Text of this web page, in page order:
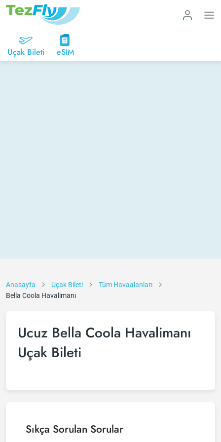
Uçak Bileti eSIM
Anasayfa Uçak Bileti
Tüm Havaalanları
Bella Coola Havalimanı
Ucuz Bella Coola Havalimanı
Uçak Bileti
Sıkça Sorulan Sorular